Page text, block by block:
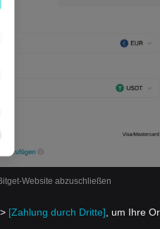
Website abzuschließen
[Zahlung durch Dritte] , um Ihre